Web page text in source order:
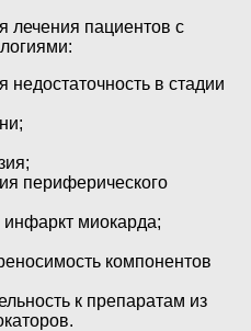
лечения пациентов с
недостаточность в стадии
периферического
миокарда;
компонентов
к препаратам из